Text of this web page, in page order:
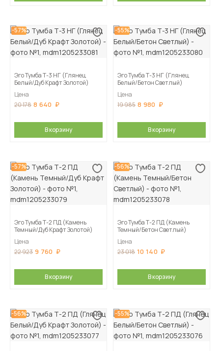
-57%
Эго Тумба Т-3 НГ (Глянец
Белый/Дуб Крафт Золотой)
Цена
20 178 8 640
В корзину
-55%
Эго Тумба Т-3 НГ (Глянец
Белый/Бетон Светлый)
Цена
19 985 8 980
В корзину
-57%
Эго Тумба Т-2 ПД (Камень
Темный/Дуб Крафт Золотой)
Цена
22 923 9 760
В корзину
-56%
Эго Тумба Т-2 ПД (Камень
Темный/Бетон Светлый)
Цена
23 018 10 140
В корзину
-56% -55%